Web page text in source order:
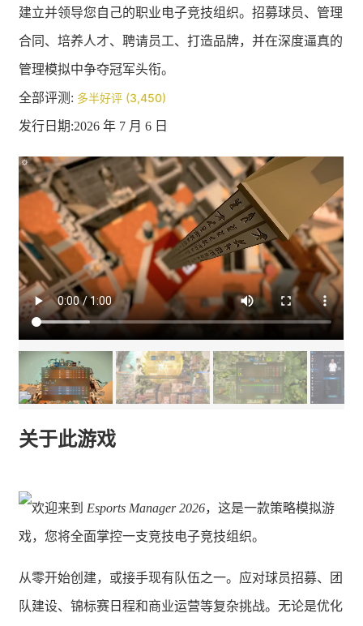
建立并领导您自己的职业电子竞技组织。招募球员、管理
合同、培养人才、聘请员工、打造品牌，并在深度逼真的
管理模拟中争夺冠军头衔。
全部评测: 多半好评 (3,450)
发行日期:2026 年 7 月 6 日
关于此游戏
欢迎来到 Esports Manager 2026，这是一款策略模拟游
戏，您将全面掌控一支竞技电子竞技组织。
从零开始创建，或接手现有队伍之一。应对球员招募、团
队建设、锦标赛日程和商业运营等复杂挑战。无论是优化